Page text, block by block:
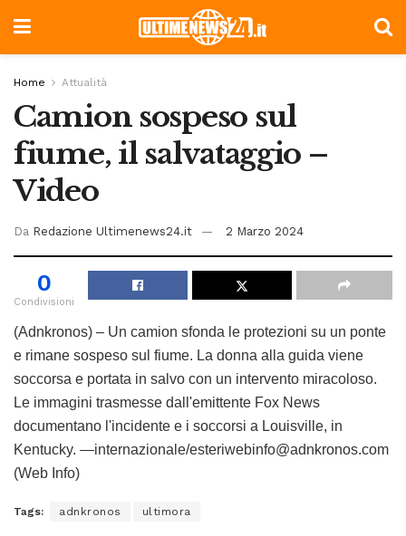
Home Attualità
Camion sospeso sul
fiume, il salvataggio –
Video
Da Redazione Ultimenews24.it 2 Marzo 2024
0
Condivisioni
(Adnkronos) – Un camion sfonda le protezioni su un ponte
e rimane sospeso sul fiume. La donna alla guida viene
soccorsa e portata in salvo con un intervento miracoloso.
Le immagini trasmesse dall'emittente Fox News
documentano l'incidente e i soccorsi a Louisville, in
Kentucky. —internazionale/esteriwebinfo@adnkronos.com
(Web Info)
Tags: adnkronos ultimora